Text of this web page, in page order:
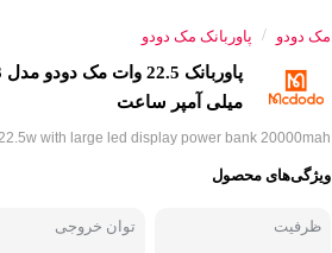
مک دودو / پاوربانک مک دودو
میلی آمپر ساعت
with large led display power bank 20000mah
ویژگی‌های محصول
ظرفیت توان خروجی